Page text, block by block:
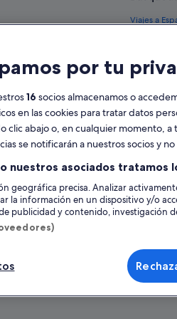
Vigo
de Compostela
O Barco de Valdeorras
Santiago de Compostela
en Cedeira
Ourense
La Coruña
Viajes a
Alquileres
Vuelos
Alquiler de
empresa de Expedia Group. Todos los
por tu
16 socios almacenamos o
en las cookies para tratar datos
clic abajo o, en cualquier momento,
se notificarán a nuestros socios y
nuestros asociados tratamos
geográfica precisa. Analizar
la información en un dispositivo y/o
publicidad y contenido, investigación